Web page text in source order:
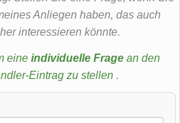
Anliegen haben, das auch
interessieren könnte.
eine individuelle Fragean den
Eintrag zu stellen .